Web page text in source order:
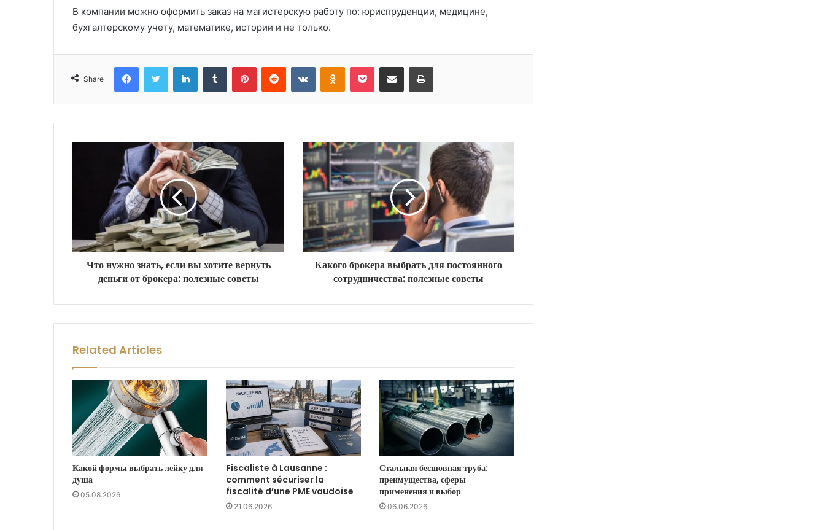
В компании можно оформить заказ на магистерскую работу по: юриспруденции, медицине,
бухгалтерскому учету, математике, истории и не только.
Share
Что нужно знать, если вы хотите вернуть
деньги от брокера: полезные советы
Какого брокера выбрать для постоянного
сотрудничества: полезные советы
Related Articles
Какой формы выбрать лейку для
душа
05.08.2026
Fiscaliste à Lausanne :
comment sécuriser la
fiscalité d’une PME vaudoise
21.06.2026
Стальная бесшовная труба:
преимущества, сферы
применения и выбор
06.06.2026